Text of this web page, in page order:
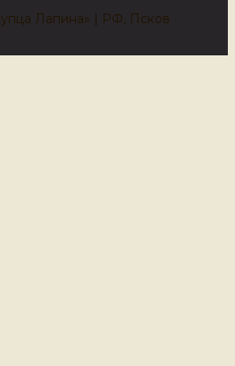
Лапина» | РФ, Псков